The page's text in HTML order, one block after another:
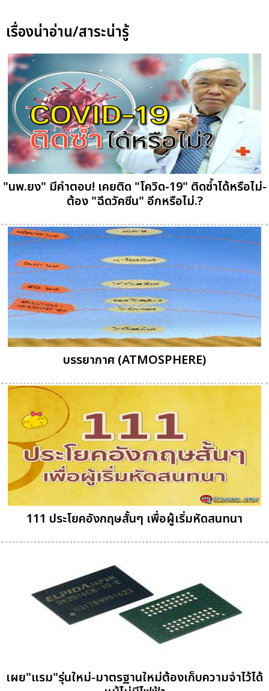
เรื่องน่าอ่าน/สาระน่ารู้
"นพ.ยง" มีคำตอบ! เคยติด "โควิด-19" ติดซ้ำได้หรือไม่-
ต้อง "ฉีดวัคซีน" อีกหรือไม่.?
บรรยากาศ (ATMOSPHERE)
111 ประโยคอังกฤษสั้นๆ เพื่อผู้เริ่มหัดสนทนา
เผย"แรม"รุ่นใหม่-มาตรฐานใหม่ต้องเก็บความจำไว้ได้